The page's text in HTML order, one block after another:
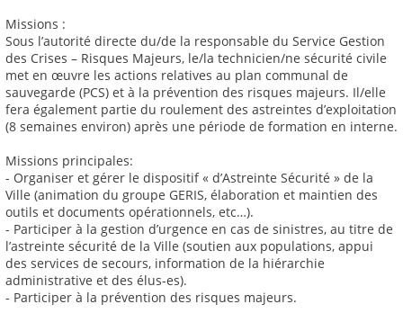
Missions :
Sous l’autorité directe du/de la responsable du Service Gestion
des Crises – Risques Majeurs, le/la technicien/ne sécurité civile
met en œuvre les actions relatives au plan communal de
sauvegarde (PCS) et à la prévention des risques majeurs. Il/elle
fera également partie du roulement des astreintes d’exploitation
(8 semaines environ) après une période de formation en interne.
Missions principales:
- Organiser et gérer le dispositif « d’Astreinte Sécurité » de la
Ville (animation du groupe GERIS, élaboration et maintien des
outils et documents opérationnels, etc…).
- Participer à la gestion d’urgence en cas de sinistres, au titre de
l’astreinte sécurité de la Ville (soutien aux populations, appui
des services de secours, information de la hiérarchie
administrative et des élus-es).
- Participer à la prévention des risques majeurs.